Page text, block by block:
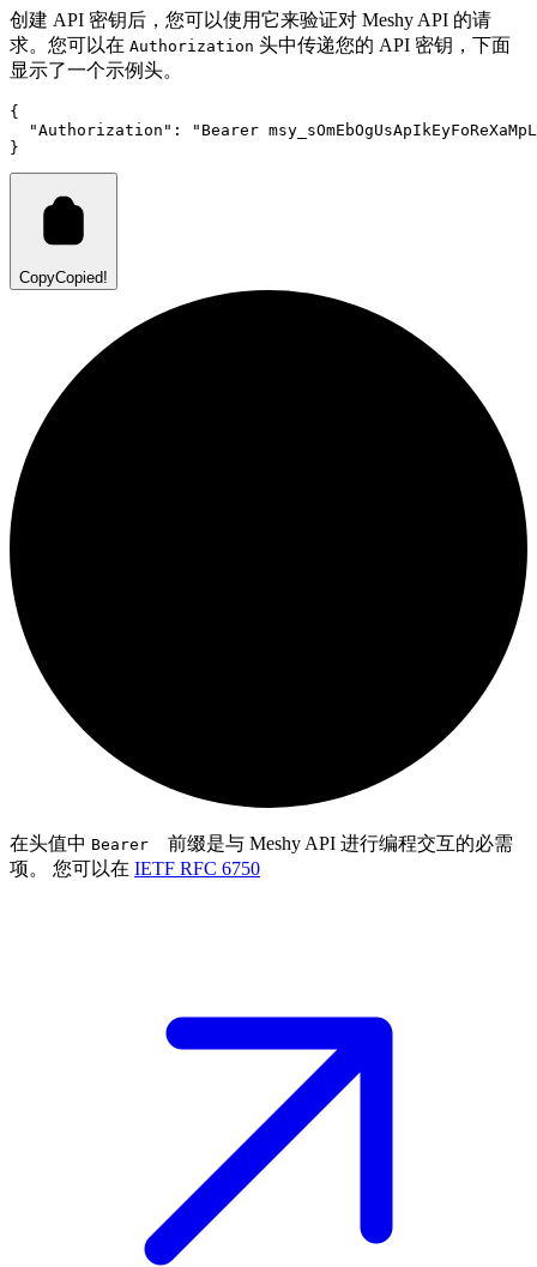
创建 API 密钥后，您可以使用它来验证对 Meshy API 的请
求。您可以在 Authorization 头中传递您的 API 密钥，下面
显示了一个示例头。
{
"Authorization" :
"Bearer
}
CopyCopied!
在头值中 Bearer
前缀是与 Meshy API 进行编程交互的必需
项。 您可以在 IETF RFC 6750